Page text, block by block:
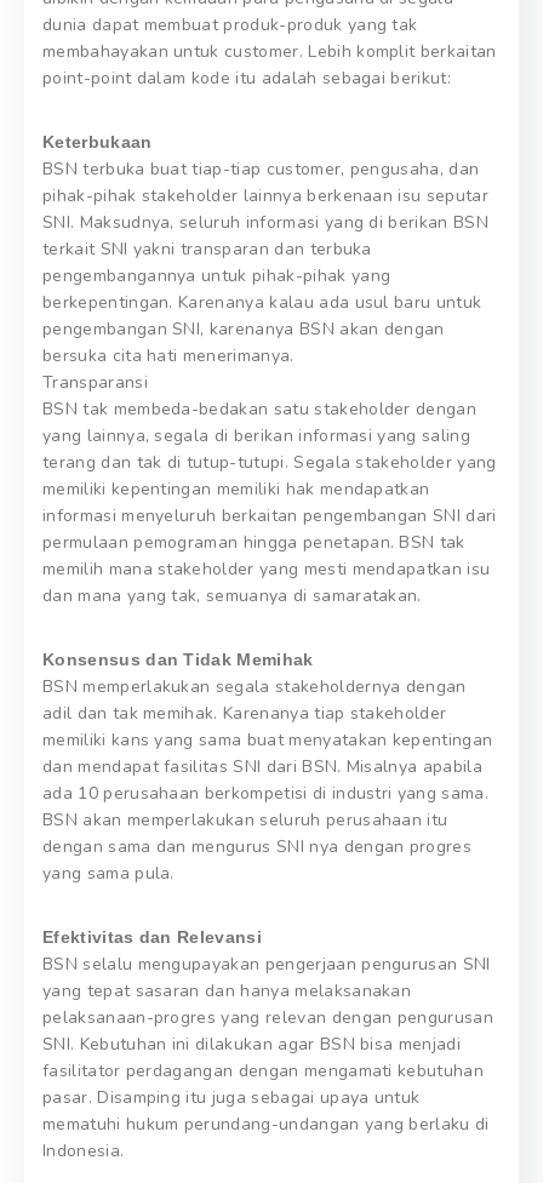
dunia dapat membuat produk-produk yang tak
membahayakan untuk customer. Lebih komplit berkaitan
point-point dalam kode itu adalah sebagai berikut:
Keterbukaan
BSN terbuka buat tiap-tiap customer, pengusaha, dan
pihak-pihak stakeholder lainnya berkenaan isu seputar
SNI. Maksudnya, seluruh informasi yang di berikan BSN
terkait SNI yakni transparan dan terbuka
pengembangannya untuk pihak-pihak yang
berkepentingan. Karenanya kalau ada usul baru untuk
pengembangan SNI, karenanya BSN akan dengan
bersuka cita hati menerimanya.
Transparansi
BSN tak membeda-bedakan satu stakeholder dengan
yang lainnya, segala di berikan informasi yang saling
terang dan tak di tutup-tutupi. Segala stakeholder yang
memiliki kepentingan memiliki hak mendapatkan
informasi menyeluruh berkaitan pengembangan SNI dari
permulaan pemograman hingga penetapan. BSN tak
memilih mana stakeholder yang mesti mendapatkan isu
dan mana yang tak, semuanya di samaratakan.
Konsensus dan Tidak Memihak
BSN memperlakukan segala stakeholdernya dengan
adil dan tak memihak. Karenanya tiap stakeholder
memiliki kans yang sama buat menyatakan kepentingan
dan mendapat fasilitas SNI dari BSN. Misalnya apabila
ada 10 perusahaan berkompetisi di industri yang sama.
BSN akan memperlakukan seluruh perusahaan itu
dengan sama dan mengurus SNI nya dengan progres
yang sama pula.
Efektivitas dan Relevansi
BSN selalu mengupayakan pengerjaan pengurusan SNI
yang tepat sasaran dan hanya melaksanakan
pelaksanaan-progres yang relevan dengan pengurusan
SNI. Kebutuhan ini dilakukan agar BSN bisa menjadi
fasilitator perdagangan dengan mengamati kebutuhan
pasar. Disamping itu juga sebagai upaya untuk
mematuhi hukum perundang-undangan yang berlaku di
Indonesia.